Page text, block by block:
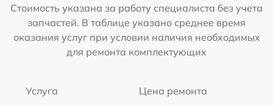
Стоимость указана за работу специалиста без учета
запчастей. В таблице указано среднее время
оказания услуг при условии наличия необходимых
для ремонта комплектующих
Услуга Цена ремонта